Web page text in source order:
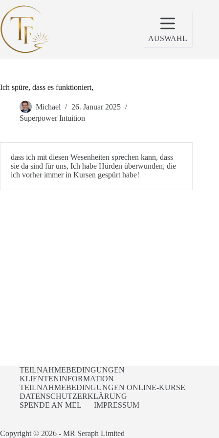
Inhalt
springen
AUSWAHL
Ich spüre, dass es funktioniert,
Michael
26. Januar 2025
Superpower Intuition
dass ich mit diesen Wesenheiten sprechen kann, dass
sie da sind für uns, Ich habe Hürden überwunden, die
ich vorher immer in Kursen gespürt habe!
TEILNAHMEBEDINGUNGEN
KLIENTENINFORMATION
TEILNAHMEBEDINGUNGEN ONLINE-KURSE
DATENSCHUTZERKLÄRUNG
SPENDE AN MEL
IMPRESSUM
Copyright © 2026 - MR Seraph Limited